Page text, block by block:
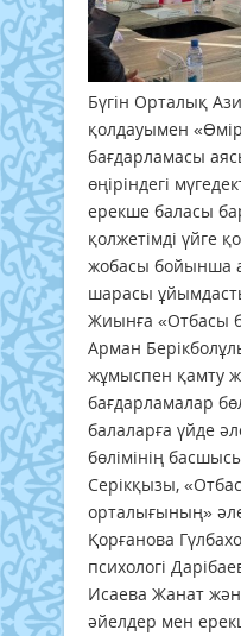
Бүгін Орталық
қолдауымен
бағдарламасы
өңіріндегі
ерекше баласы
қолжетімді үйге
жобасы бойынша
шарасы
Жиынға «Отбасы
Арман
жұмыспен қамту
бағдарламалар
балаларға үйде
бөлімінің
Серікқызы,
орталығының»
Қорғанова
психологі
Исаева Жанат
әйелдер мен